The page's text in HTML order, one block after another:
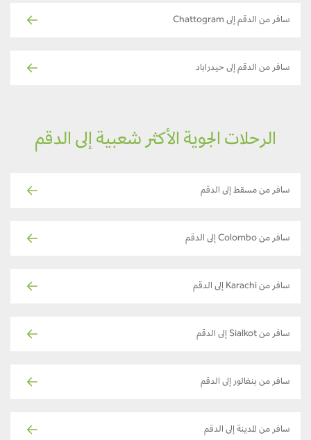
سافر من الدقم إلى Chattogram
سافر من الدقم إلى حيدراباد
الرحلات الجوية الأكثر شعبية إلى الدقم
سافر من مسقط إلى الدقم
سافر من Colombo إلى الدقم
سافر من Karachi إلى الدقم
سافر من Sialkot إلى الدقم
سافر من بنغالور إلى الدقم
سافر من المدينة إلى الدقم